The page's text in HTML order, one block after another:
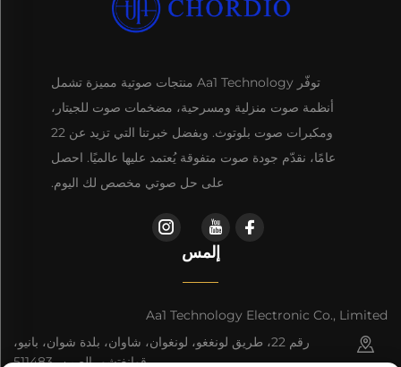
توفّر Aa1 Technology منتجات صوتية مميزة تشمل
أنظمة صوت منزلية ومسرحية، مضخمات صوت للجيتار،
ومكبرات صوت بلوتوث. وبفضل خبرتنا التي تزيد عن 22
عامًا، نقدّم جودة صوت متفوقة يُعتمد عليها عالميًا. احصل
على حل صوتي مخصص لك اليوم.
إلمس
Aa1 Technology Electronic Co., Limited
رقم 22، طريق لونغغو، لونغوان، شاوان، بلدة شوان، بانيو،
قوانغتشو، الصين، 511483